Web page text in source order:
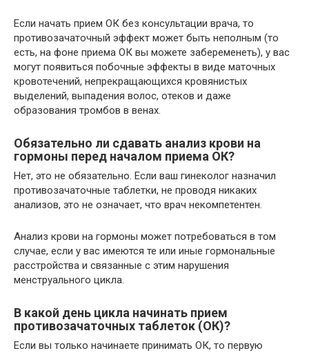
Если начать прием ОК без консультации врача, то
противозачаточный эффект может быть неполным (то
есть, на фоне приема ОК вы можете забеременеть), у вас
могут появиться побочные эффекты в виде маточных
кровотечений, непрекращающихся кровянистых
выделений, выпадения волос, отеков и даже
образования тромбов в венах.
Обязательно ли сдавать анализ крови на
гормоны перед началом приема ОК?
Нет, это не обязательно. Если ваш гинеколог назначил
противозачаточные таблетки, не проводя никаких
анализов, это не означает, что врач некомпетентен.
Анализ крови на гормоны может потребоваться в том
случае, если у вас имеются те или иные гормональные
расстройства и связанные с этим нарушения
менструального цикла.
В какой день цикла начинать прием
противозачаточных таблеток (ОК)?
Если вы только начинаете принимать ОК, то первую